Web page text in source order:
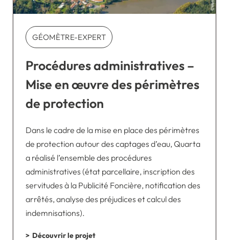
GÉOMÈTRE-EXPERT
Procédures administratives –
Mise en œuvre des périmètres
de protection
Dans le cadre de la mise en place des périmètres
de protection autour des captages d’eau, Quarta
a réalisé l’ensemble des procédures
administratives (état parcellaire, inscription des
servitudes à la Publicité Foncière, notification des
arrêtés, analyse des préjudices et calcul des
indemnisations).
Découvrir le projet